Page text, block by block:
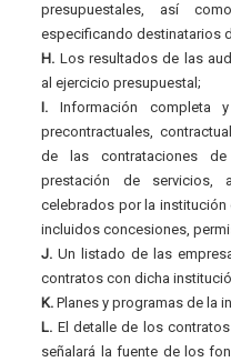
presupuestales, así
especificando destinatarios
H. Los resultados de las
al ejercicio presupuestal;
I. Información completa
precontractuales,
de las contrataciones
prestación de servicios,
celebrados por la institución
incluidos concesiones,
J. Un listado de las
contratos con dicha
K. Planes y programas de la
L. El detalle de los
señalará la fuente de los